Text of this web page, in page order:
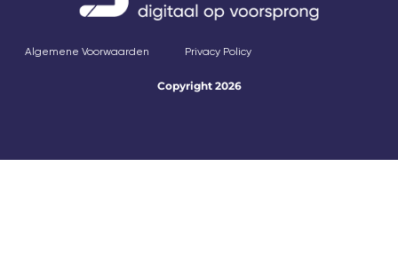
Algemene Voorwaarden Privacy Policy
Copyright 2026